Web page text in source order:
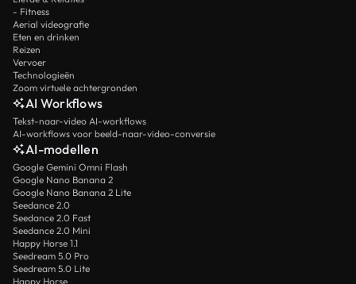
- Fitness
Aerial videografie
Eten en drinken
Reizen
Vervoer
Technologieën
Zoom virtuele achtergronden
AI Workflows
Tekst-naar-video AI-workflows
AI-workflows voor beeld-naar-video-conversie
AI-modellen
Google Gemini Omni Flash
Google Nano Banana 2
Google Nano Banana 2 Lite
Seedance 2.0
Seedance 2.0 Fast
Seedance 2.0 Mini
Happy Horse 1.1
Seedream 5.0 Pro
Seedream 5.0 Lite
Happy Horse